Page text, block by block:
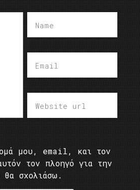
μου, email, και τον
τον πλοηγό για την
σχολιάσω.